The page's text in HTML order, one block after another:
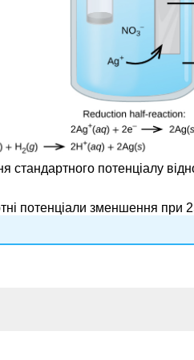
стандартного потенціалу
потенціали зменшення при